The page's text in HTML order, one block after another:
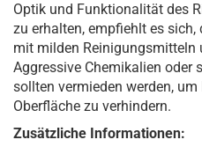
Optik und Funktionalität des
zu erhalten, empfiehlt es
mit milden Reinigungsmitteln
Aggressive Chemikalien oder
sollten vermieden werden,
Oberfläche zu verhindern.
Zusätzliche Informationen: